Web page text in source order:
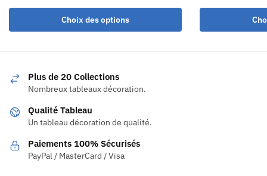
Choix des options
Plus de 20 Collections
Nombreux tableaux décoration.
Qualité Tableau
Un tableau décoration de qualité.
Paiements 100% Sécurisés
PayPal / MasterCard / Visa